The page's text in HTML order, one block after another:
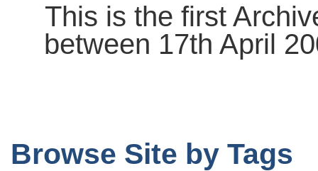
This is the first
between 17th April
Browse Site by Tags